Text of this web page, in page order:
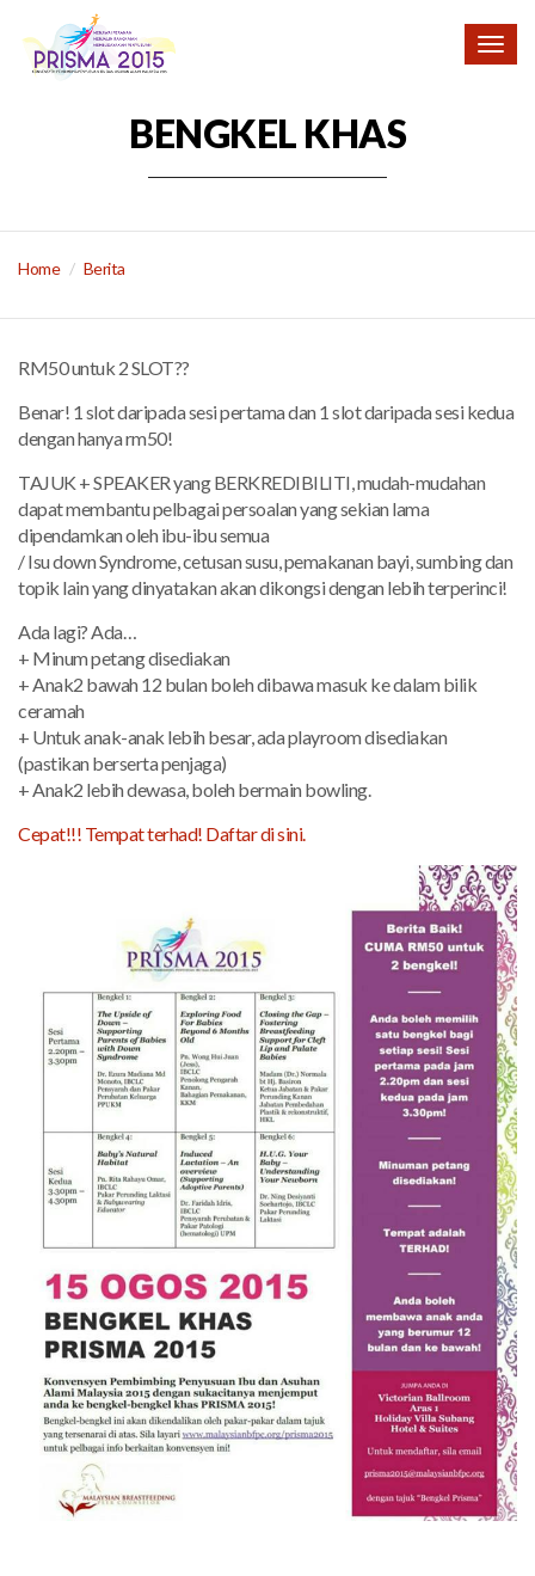
BENGKEL KHAS
Home Berita
RM50 untuk 2 SLOT??
Benar! 1 slot daripada sesi pertama dan 1 slot daripada sesi kedua
dengan hanya rm50!
TAJUK + SPEAKER yang BERKREDIBILITI, mudah-mudahan
dapat membantu pelbagai persoalan yang sekian lama
dipendamkan oleh ibu-ibu semua
/ Isu down Syndrome, cetusan susu, pemakanan bayi, sumbing dan
topik lain yang dinyatakan akan dikongsi dengan lebih terperinci!
Ada lagi? Ada…
+ Minum petang disediakan
+ Anak2 bawah 12 bulan boleh dibawa masuk ke dalam bilik
ceramah
+ Untuk anak-anak lebih besar, ada playroom disediakan
(pastikan berserta penjaga)
+ Anak2 lebih dewasa, boleh bermain bowling.
Cepat!!! Tempat terhad! Daftar di sini.